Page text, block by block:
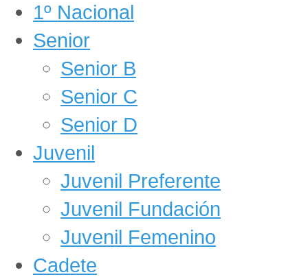
1º Nacional
Senior
Senior B
Senior C
Senior D
Juvenil
Juvenil Preferente
Juvenil Fundación
Juvenil Femenino
Cadete